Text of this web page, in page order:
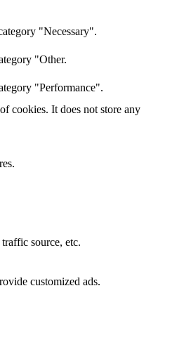
"Necessary".
"Other.
"Performance".
cookies. It does not store any
source, etc.
customized ads.